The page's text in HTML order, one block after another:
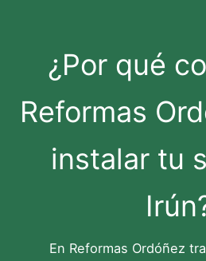
¿Por qué
Reformas
instalar tu
En Reformas Ordóñez